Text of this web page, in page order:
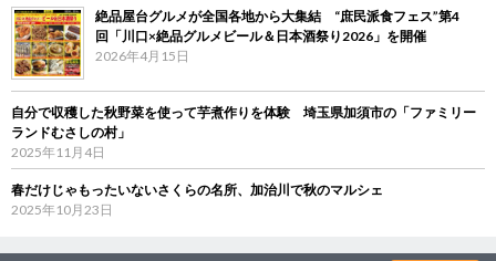
絶品屋台グルメが全国各地から大集結 “庶民派食フェス”第4
回「川口×絶品グルメビール＆日本酒祭り2026」を開催
2026年4月15日
自分で収穫した秋野菜を使って芋煮作りを体験 埼玉県加須市の「ファミリー
ランドむさしの村」
2025年11月4日
春だけじゃもったいないさくらの名所、加治川で秋のマルシェ
2025年10月23日